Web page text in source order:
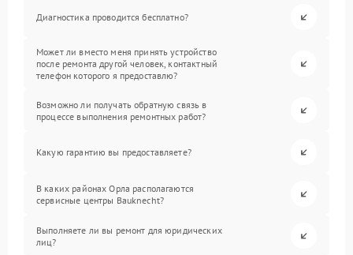
Диагностика проводится бесплатно?
Может ли вместо меня принять устройство
после ремонта другой человек, контактный
телефон которого я предоставлю?
Возможно ли получать обратную связь в
процессе выполнения ремонтных работ?
Какую гарантию вы предоставляете?
В каких районах Орла располагаются
сервисные центры Bauknecht?
Выполняете ли вы ремонт для юридических
лиц?